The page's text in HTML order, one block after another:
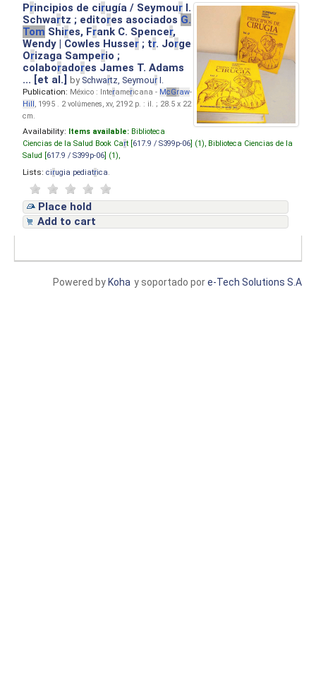
Principios de cirugía / Seymour I.
Schwartz ; editores asociados G.
Tom Shires, Frank C. Spencer,
Wendy | Cowles Husser ; tr. Jorge
Orizaga Samperio ;
colaboradores James T. Adams
... [et al.]by Schwartz, Seymour I.
Publication: México : Interamericana - McGraw-
Hill, 1995 . 2 volúmenes, xv, 2192 p. : il. ; 28.5 x 22
cm.
Availability: Items available: Biblioteca
Ciencias de la Salud Book Cart [ 617.9 / S399p-06 ] (1), Biblioteca Ciencias de la
Salud [ 617.9 / S399p-06 ] (1),
Lists: cirugia pediatrica
Place hold
Add to cart
y soportado pore-Tech Solutions S.A
Powered by Koha